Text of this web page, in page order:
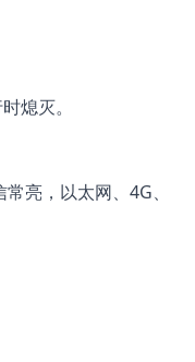
熄灭。
亮，以太网、4G、